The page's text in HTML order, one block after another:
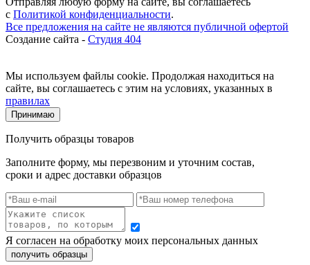
с Политикой конфиденциальности.
Все предложения на сайте не являются публичной офертой
Создание сайта - Студия 404
Мы используем файлы cookie. Продолжая находиться на
сайте, вы соглашаетесь с этим на условиях, указанных в
правилах
Принимаю
Получить образцы товаров
Заполните форму, мы перезвоним и уточним состав,
сроки и адрес доставки образцов
Я согласен на обработку моих персональных данных